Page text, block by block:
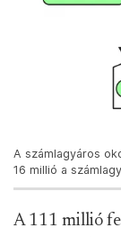
A számlagyáros
16 millió a
A 111 millió